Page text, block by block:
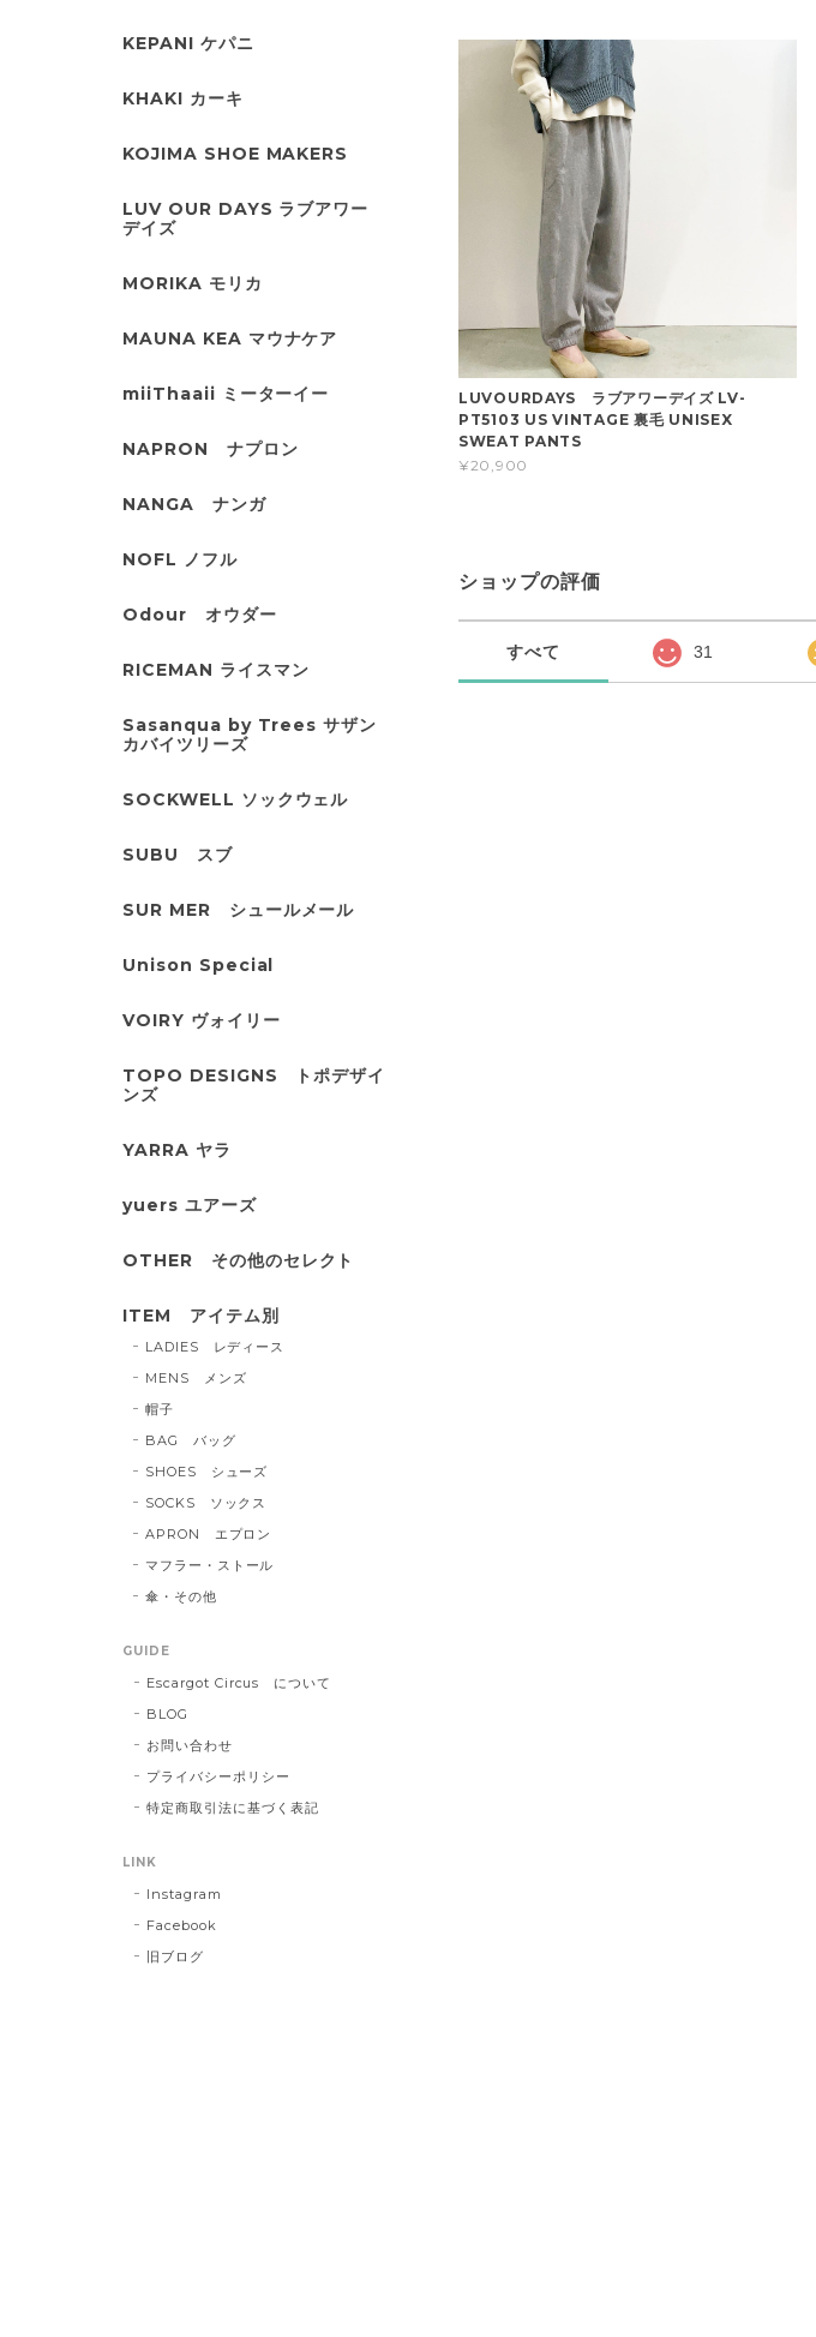
LUVOURDAYS ラブアワーデイズ LV-
PT5103 US VINTAGE 裏毛 UNISEX
SWEAT PANTS
¥20,900
ショップの評価
すべて 31
KEPANI ケパニ
KHAKI カーキ
KOJIMA SHOE MAKERS
LUV OUR DAYS ラブアワー
デイズ
MORIKA モリカ
MAUNA KEA マウナケア
miiThaaii ミーターイー
NAPRON ナプロン
NANGA ナンガ
NOFL ノフル
Odour オウダー
RICEMAN ライスマン
Sasanqua by Trees サザン
カバイツリーズ
SOCKWELL ソックウェル
SUBU スブ
SUR MER シュールメール
Unison Special
VOIRY ヴォイリー
TOPO DESIGNS トポデザイ
ンズ
YARRA ヤラ
yuers ユアーズ
OTHER その他のセレクト
ITEM アイテム別
LADIES レディース
MENS メンズ
帽子
BAG バッグ
SHOES シューズ
SOCKS ソックス
APRON エプロン
マフラー・ストール
傘・その他
GUIDE
Escargot Circus について
BLOG
お問い合わせ
プライバシーポリシー
特定商取引法に基づく表記
LINK
Instagram
Facebook
旧ブログ